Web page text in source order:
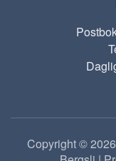
Copyright ©